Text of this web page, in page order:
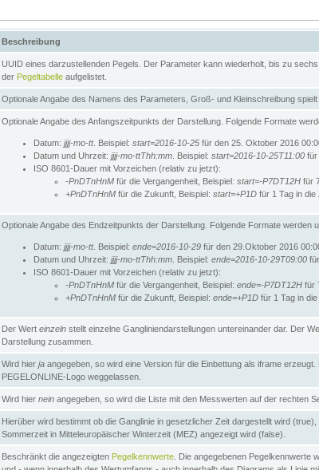
Beschreibung
UUID eines darzustellenden Pegels. Der Parameter kann wiederholt, bis zu
der Pegeltabelle aufgelistet.
Optionale Angabe des Namens des Parameters, Groß- und Kleinschreibung spielt
Optionale Angabe des Anfangszeitpunkts der Darstellung. Folgende Formate
Datum: jjjj-mo-tt. Beispiel: start=2016-10-25 für den 25. Oktober 2016
Datum und Uhrzeit: jjjj-mo-ttThh:mm . Beispiel: start=2016-10-25T11:00 für
ISO 8601-Dauer mit Vorzeichen (relativ zu jetzt):
-PnDTnHnM für die Vergangenheit, Beispiel: start=-P7DT12H für
+PnDTnHnM für die Zukunft, Beispiel: start=+P1D für 1 Tag in die
Optionale Angabe des Endzeitpunkts der Darstellung. Folgende Formate werden
Datum: jjjj-mo-tt. Beispiel: ende=2016-10-29 für den 29.Oktober 2016
Datum und Uhrzeit: jjjj-mo-ttThh:mm . Beispiel: ende=2016-10-29T09:00
ISO 8601-Dauer mit Vorzeichen (relativ zu jetzt):
-PnDTnHnM für die Vergangenheit, Beispiel: ende=-P7DT12H für
+PnDTnHnM für die Zukunft, Beispiel: ende=+P1D für 1 Tag in
Der Wert einzeln stellt einzelne Gangliniendarstellungen untereinander dar. Der
Darstellung zusammen.
Wird hier ja angegeben, so wird eine Version für die Einbettung als iframe
PEGELONLINE-Logo weggelassen.
Wird hier nein angegeben, so wird die Liste mit den Messwerten auf der rechten
Hierüber wird bestimmt ob die Ganglinie in gesetzlicher Zeit dargestellt wird
Sommerzeit in Mitteleuropäischer Winterzeit (MEZ) angezeigt wird (false).
Beschränkt die angezeigten Pegelkennwerte . Die angegebenen Pegelkennwerte